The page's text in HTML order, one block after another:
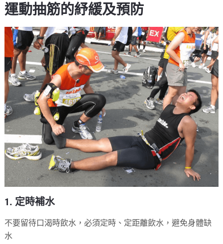
運動抽筋的紓緩及預防
1. 定時補水
不要留待口渴時飲水，必須定時、定距離飲水，避免身體缺
水